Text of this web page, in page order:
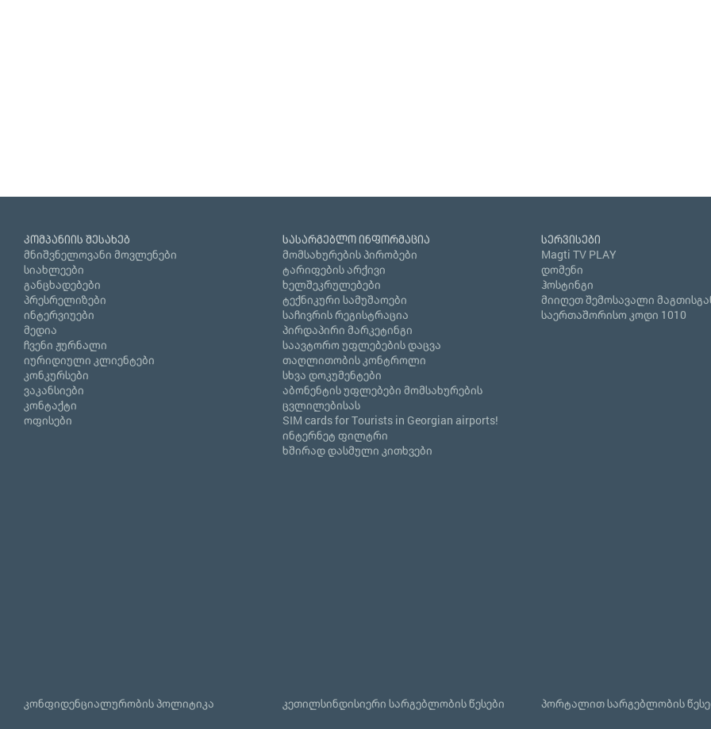
კომპანიის შესახებ
მნიშვნელოვანი მოვლენები
სიახლეები
განცხადებები
პრესრელიზები
ინტერვიუები
მედია
ჩვენი ჟურნალი
იურიდიული კლიენტები
კონკურსები
ვაკანსიები
კონტაქტი
ოფისები
სასარგებლო ინფორმაცია
მომსახურების პირობები
ტარიფების არქივი
ხელშეკრულებები
ტექნიკური სამუშაოები
საჩივრის რეგისტრაცია
პირდაპირი მარკეტინგი
საავტორო უფლებების დაცვა
თაღლითობის კონტროლი
სხვა დოკუმენტები
აბონენტის უფლებები მომსახურების
ცვლილებისას
SIM cards for Tourists in Georgian airports!
ინტერნეტ ფილტრი
ხშირად დასმული კითხვები
სერვისები
Magti TV PLAY
დომენი
ჰოსტინგი
მიიღეთ შემოსავალი
საერთაშორისო კოდი 1010
კონფიდენციალურობის პოლიტიკა კეთილსინდისიერი სარგებლობის წესები პორტალით სარგებლობის